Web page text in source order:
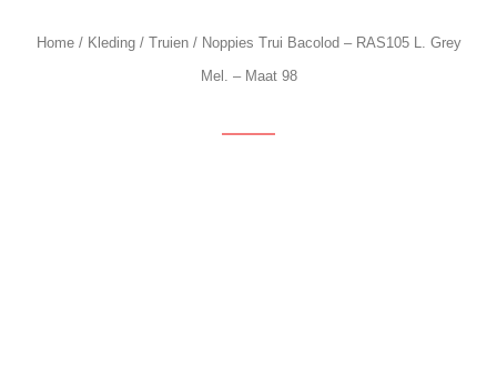
Home/ Kleding/ Truien/ Noppies Trui Bacolod – RAS105 L. Grey
Mel. – Maat 98